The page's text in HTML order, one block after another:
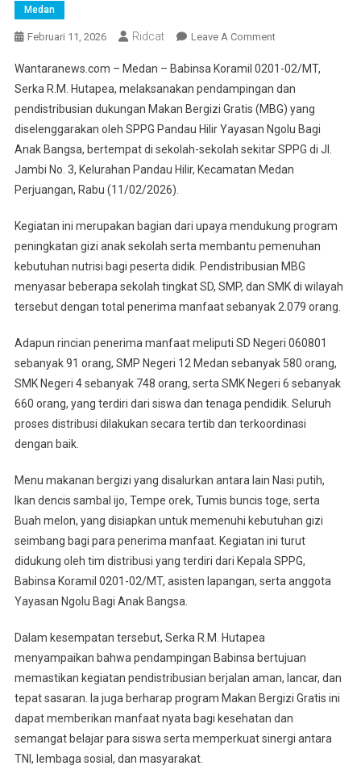
Medan
Februari 11, 2026 Ridcat Leave A CommentOn
Koramil
0201-
02/MT
Dampingi
Pendistribusian
Makan
Bagi
Ribuan
Pelajar
Hilir
Wantaranews.com – Medan – Babinsa Koramil 0201-02/MT,
Serka R.M. Hutapea, melaksanakan pendampingan dan
pendistribusian dukungan Makan Bergizi Gratis (MBG) yang
diselenggarakan oleh SPPG Pandau Hilir Yayasan Ngolu Bagi
Anak Bangsa, bertempat di sekolah-sekolah sekitar SPPG di Jl.
Jambi No. 3, Kelurahan Pandau Hilir, Kecamatan Medan
Perjuangan, Rabu (11/02/2026).
Kegiatan ini merupakan bagian dari upaya mendukung program
peningkatan gizi anak sekolah serta membantu pemenuhan
kebutuhan nutrisi bagi peserta didik. Pendistribusian MBG
menyasar beberapa sekolah tingkat SD, SMP, dan SMK di wilayah
tersebut dengan total penerima manfaat sebanyak 2.079 orang.
Adapun rincian penerima manfaat meliputi SD Negeri 060801
sebanyak 91 orang, SMP Negeri 12 Medan sebanyak 580 orang,
SMK Negeri 4 sebanyak 748 orang, serta SMK Negeri 6 sebanyak
660 orang, yang terdiri dari siswa dan tenaga pendidik. Seluruh
proses distribusi dilakukan secara tertib dan terkoordinasi
dengan baik.
Menu makanan bergizi yang disalurkan antara lain Nasi putih,
Ikan dencis sambal ijo, Tempe orek, Tumis buncis toge, serta
Buah melon, yang disiapkan untuk memenuhi kebutuhan gizi
seimbang bagi para penerima manfaat. Kegiatan ini turut
didukung oleh tim distribusi yang terdiri dari Kepala SPPG,
Babinsa Koramil 0201-02/MT, asisten lapangan, serta anggota
Yayasan Ngolu Bagi Anak Bangsa.
Dalam kesempatan tersebut, Serka R.M. Hutapea
menyampaikan bahwa pendampingan Babinsa bertujuan
memastikan kegiatan pendistribusian berjalan aman, lancar, dan
tepat sasaran. Ia juga berharap program Makan Bergizi Gratis ini
dapat memberikan manfaat nyata bagi kesehatan dan
semangat belajar para siswa serta memperkuat sinergi antara
TNI, lembaga sosial, dan masyarakat.